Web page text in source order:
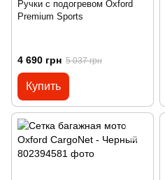
Ручки с подогревом Oxford
Premium Sports
4 690 грн 5 037 грн
Купить